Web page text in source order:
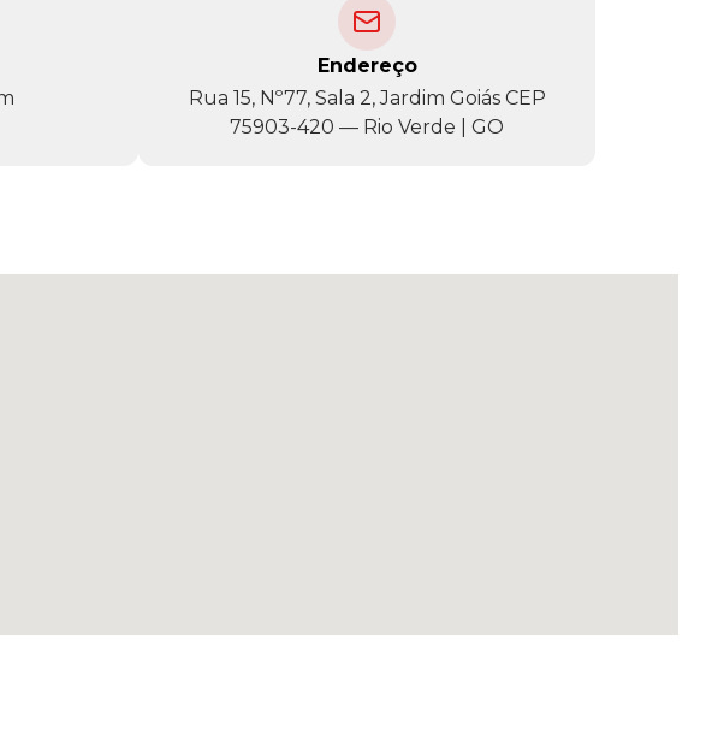
Endereço
Rua 15, Nº77, Sala 2, Jardim Goiás CEP
75903-420 — Rio Verde | GO